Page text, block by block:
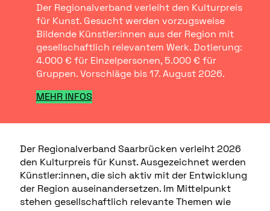
Der Regionalverband verleiht den Kulturpreis
für Kunst. Gesucht werden vorzugsweise
Bildende Künstler:innen aus der Region mit
gesellschaftlich relevantem Werk. Dotierung:
4.000 € für Einzelpersonen, 5.000 € für
Gruppen. Vorschläge bis 17. August 2026.
MEHR INFOS
Der Regionalverband Saarbrücken verleiht 2026
den Kulturpreis für Kunst. Ausgezeichnet werden
Künstler:innen, die sich aktiv mit der Entwicklung
der Region auseinandersetzen. Im Mittelpunkt
stehen gesellschaftlich relevante Themen wie